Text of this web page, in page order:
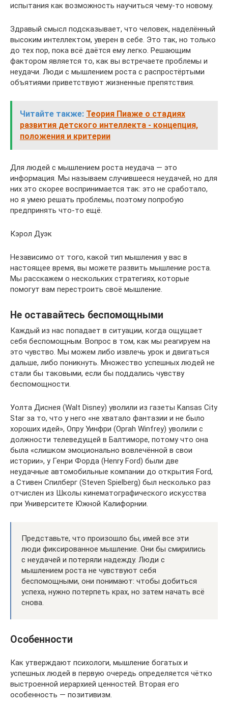
испытания как возможность научиться чему-то новому.
Здравый смысл подсказывает, что человек, наделённый
высоким интеллектом, уверен в себе. Это так, но только
до тех пор, пока всё даётся ему легко. Решающим
фактором является то, как вы встречаете проблемы и
неудачи. Люди с мышлением роста с распростёртыми
объятиями приветствуют жизненные препятствия.
Читайте также: Теория Пиаже о стадиях
развития детского интеллекта - концепция,
положения и критерии
Для людей с мышлением роста неудача — это
информация. Мы называем случившееся неудачей, но для
них это скорее воспринимается так: это не сработало,
но я умею решать проблемы, поэтому попробую
предпринять что-то ещё.
Кэрол Дуэк
Независимо от того, какой тип мышления у вас в
настоящее время, вы можете развить мышление роста.
Мы расскажем о нескольких стратегиях, которые
помогут вам перестроить своё мышление.
Не оставайтесь беспомощными
Каждый из нас попадает в ситуации, когда ощущает
себя беспомощным. Вопрос в том, как мы реагируем на
это чувство. Мы можем либо извлечь урок и двигаться
дальше, либо поникнуть. Множество успешных людей не
стали бы таковыми, если бы поддались чувству
беспомощности.
Уолта Диснея (Walt Disney) уволили из газеты Kansas City
Star за то, что у него «не хватало фантазии и не было
хороших идей», Опру Уинфри (Oprah Winfrey) уволили с
должности телеведущей в Балтиморе, потому что она
была «слишком эмоционально вовлечённой в свои
истории», у Генри Форда (Henry Ford) были две
неудачные автомобильные компании до открытия Ford,
а Стивен Спилберг (Steven Spielberg) был несколько раз
отчислен из Школы кинематографического искусства
при Университете Южной Калифорнии.
Представьте, что произошло бы, имей все эти
люди фиксированное мышление. Они бы смирились
с неудачей и потеряли надежду. Люди с
мышлением роста не чувствуют себя
беспомощными, они понимают: чтобы добиться
успеха, нужно потерпеть крах, но затем начать всё
снова.
Особенности
Как утверждают психологи, мышление богатых и
успешных людей в первую очередь определяется чётко
выстроенной иерархией ценностей. Вторая его
особенность — позитивизм.